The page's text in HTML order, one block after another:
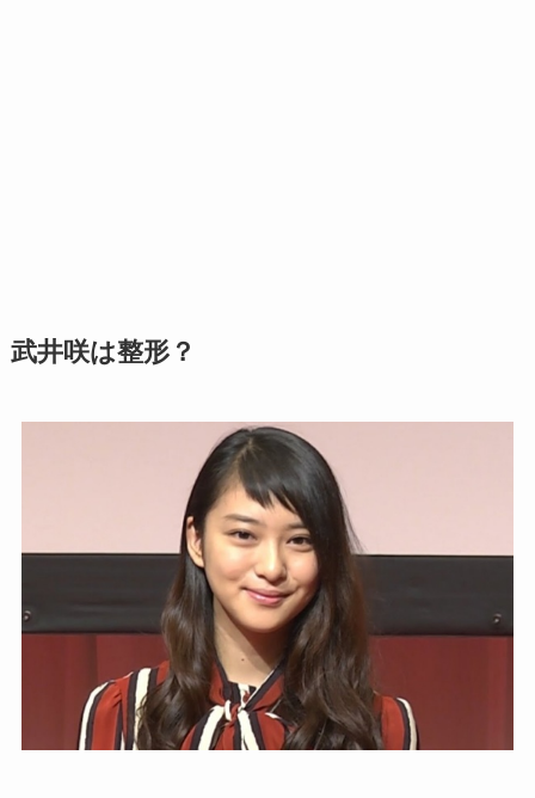
武井咲は整形？